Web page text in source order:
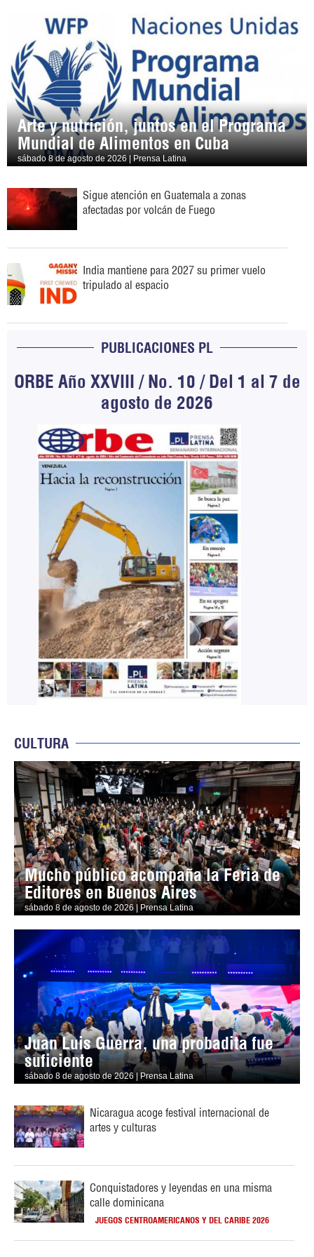
Arte y nutrición, juntos en el Programa
Mundial de Alimentos en Cuba
sábado 8 de agosto de 2026 | Prensa Latina
Sigue atención en Guatemala a zonas
afectadas por volcán de Fuego
India mantiene para 2027 su primer vuelo
tripulado al espacio
PUBLICACIONES PL
ORBE Año XXVIII / No. 10 / Del 1 al 7 de
agosto de 2026
CULTURA
Mucho público acompaña la Feria de
Editores en Buenos Aires
sábado 8 de agosto de 2026 | Prensa Latina
Juan Luis Guerra, una probadita fue
suficiente
sábado 8 de agosto de 2026 | Prensa Latina
Nicaragua acoge festival internacional de
artes y culturas
Conquistadores y leyendas en una misma
calle dominicana
JUEGOS CENTROAMERICANOS Y DEL CARIBE 2026